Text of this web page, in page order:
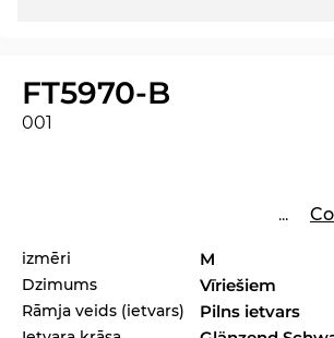
FT5970-B
001
...
izmēri M
Dzimums Vīriešiem
Rāmja veids (ietvars) Pilns ietvars